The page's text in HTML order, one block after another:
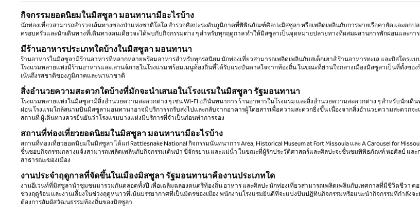
กิจกรรมยอดนิยมในมิสซูลา มอนทานามีอะไรบ้าง
นักท่องเที่ยวสามารถสํารวจเส้นทางของป่าแห่งชาติโลโล สํารวจศิลปะระดับภูมิภาคที่พิพิธภัณฑ์ศิลปะมิสซูลา หรือเพลิดเพลินกับการพายเรือคายัคและตกป
ครอบครัวและนักเดินทางที่เดินทางคนเดียวจะได้พบกับกิจกรรมต่าง ๆ สําหรับทุกฤดูกาล ทําให้มิสซูลาเป็นจุดหมายปลายทางที่ผสมผสานการพักผ่อนและกา
มีร้านอาหารประเภทใดบ้างในมิสซูลา มอนทานา
ร้านอาหารในมิสซูลามีร้านอาหารที่หลากหลายพร้อมอาหารสําหรับทุกรสนิยม นักท่องเที่ยวสามารถเพลิดเพลินกับสเต็กเฮาส์ ร้านอาหารทะเล และบิสโตรแบ
โรงแรมหลายแห่งมีร้านอาหารและเลานจ์ภายในโรงแรม พร้อมเมนูท้องถิ่นที่ได้รับแรงบันดาลใจจากท้องถิ่น ในขณะที่ย่านใจกลางเมืองมิสซูลาเป็นที่ตั้งขอ
เน้นถึงรสชาติของภูมิภาคและนานาชาติ
สิ่งอํานวยความสะดวกใดบ้างที่มักจะนําเสนอในโรงแรมในมิสซูลา รัฐมอนทานา
โรงแรมหลายแห่งในมิสซูลามีสิ่งอํานวยความสะดวกต่าง ๆ เช่น Wi-Fi อภินันทนาการ ร้านอาหารในโรงแรม และสิ่งอํานวยความสะดวกต่าง ๆ สําหรับนักเดิน
ผ่อน โรงแรมใกล้สนามบินมิสซูลามอนทานาอาจมีบริการรถรับส่งไปและกลับจากอาคารผู้โดยสารเพื่อความสะดวกยิ่งขึ้น เนื่องจากสิ่งอํานวยความสะดวกจ
สถานที่ ผู้เดินทางควรยืนยันว่าโรงแรมบางแห่งมีบริการที่จําเป็นก่อนทําการจอง
สถานที่ท่องเที่ยวยอดนิยมในมิสซูลา มอนทานามีอะไรบ้าง
สถานที่ท่องเที่ยวยอดนิยมในมิสซูลา ได้แก่ Rattlesnake National กิจกรรมนันทนาการ Area, Historical Museum at Fort Missoula และ A Carousel for
ชื่นชอบกิจกรรมกลางแจ้งสามารถเพลิดเพลินกับกิจกรรมเดินป่า ขี่จักรยาน และแม่น้ํา ในขณะที่ผู้รักประวัติศาสตร์และศิลปะจะชื่นชมพิพิธภัณฑ์ หอศิลป์ และ
สาธารณะของเมือง
งานประจําฤดูกาลที่จัดขึ้นในเมืองมิสซูลา รัฐมอนทานาคืองานประเภทใด
งานอีเวนท์ที่มิสซูลานําชุมชนมารวมกันตลอดทั้งปี เพื่อเฉลิมฉลองดนตรีท้องถิ่น อาหาร และศิลปะ นักท่องเที่ยวสามารถเพลิดเพลินกับเทศกาลที่มีชีวิตชีวา คอ
ช่วงฤดูร้อน และงานเลี้ยงในช่วงฤดูหนาวที่เน้นบรรยากาศที่เป็นมิตรของเมือง พนักงานโรงแรมยินดีที่จะแบ่งปันปฏิทินกิจกรรมหรือแนะนํากิจกรรมที่กําลังจ
ต้องการสัมผัสวัฒนธรรมท้องถิ่นของมิสซูลา